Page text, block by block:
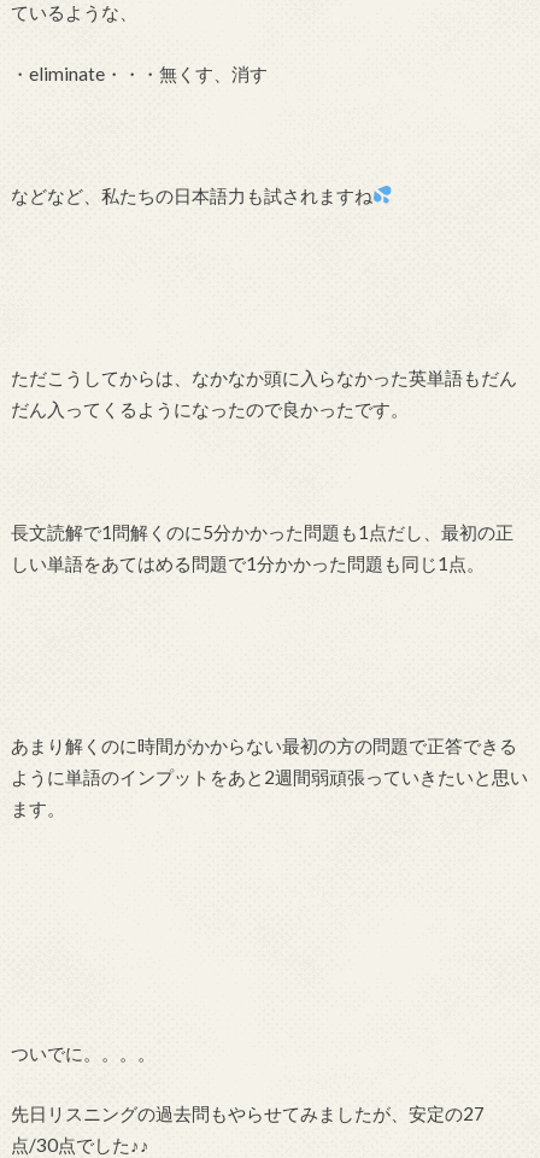
ているような、
・eliminate・・・無くす、消す
などなど、私たちの日本語力も試されますね
ただこうしてからは、なかなか頭に入らなかった英単語もだん
だん入ってくるようになったので良かったです。
長文読解で1問解くのに5分かかった問題も1点だし、最初の正
しい単語をあてはめる問題で1分かかった問題も同じ1点。
あまり解くのに時間がかからない最初の方の問題で正答できる
ように単語のインプットをあと2週間弱頑張っていきたいと思い
ます。
ついでに。。。。
先日リスニングの過去問もやらせてみましたが、安定の27
点/30点でした♪♪